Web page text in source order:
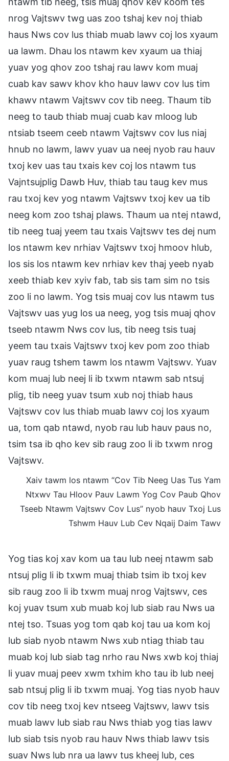
nrog Vajtswv twg uas zoo tshaj kev noj thiab
haus Nws cov lus thiab muab lawv coj los xyaum
ua lawm. Dhau los ntawm kev xyaum ua thiaj
yuav yog qhov zoo tshaj rau lawv kom muaj
cuab kav sawv khov kho hauv lawv cov lus tim
khawv ntawm Vajtswv cov tib neeg. Thaum tib
neeg to taub thiab muaj cuab kav mloog lub
ntsiab tseem ceeb ntawm Vajtswv cov lus niaj
hnub no lawm, lawv yuav ua neej nyob rau hauv
txoj kev uas tau txais kev coj los ntawm tus
Vajntsujplig Dawb Huv, thiab tau taug kev mus
rau txoj kev yog ntawm Vajtswv txoj kev ua tib
neeg kom zoo tshaj plaws. Thaum ua ntej ntawd,
tib neeg tuaj yeem tau txais Vajtswv tes dej num
los ntawm kev nrhiav Vajtswv txoj hmoov hlub,
los sis los ntawm kev nrhiav kev thaj yeeb nyab
xeeb thiab kev xyiv fab, tab sis tam sim no tsis
zoo li no lawm. Yog tsis muaj cov lus ntawm tus
Vajtswv uas yug los ua neeg, yog tsis muaj qhov
tseeb ntawm Nws cov lus, tib neeg tsis tuaj
yeem tau txais Vajtswv txoj kev pom zoo thiab
yuav raug tshem tawm los ntawm Vajtswv. Yuav
kom muaj lub neej li ib txwm ntawm sab ntsuj
plig, tib neeg yuav tsum xub noj thiab haus
Vajtswv cov lus thiab muab lawv coj los xyaum
ua, tom qab ntawd, nyob rau lub hauv paus no,
tsim tsa ib qho kev sib raug zoo li ib txwm nrog
Vajtswv.
Xaiv tawm los ntawm “Cov Tib Neeg Uas Tus Yam
Ntxwv Tau Hloov Pauv Lawm Yog Cov Paub Qhov
Tseeb Ntawm Vajtswv Cov Lus” nyob hauv Txoj Lus
Tshwm Hauv Lub Cev Nqaij Daim Tawv
Yog tias koj xav kom ua tau lub neej ntawm sab
ntsuj plig li ib txwm muaj thiab tsim ib txoj kev
sib raug zoo li ib txwm muaj nrog Vajtswv, ces
koj yuav tsum xub muab koj lub siab rau Nws ua
ntej tso. Tsuas yog tom qab koj tau ua kom koj
lub siab nyob ntawm Nws xub ntiag thiab tau
muab koj lub siab tag nrho rau Nws xwb koj thiaj
li yuav muaj peev xwm txhim kho tau ib lub neej
sab ntsuj plig li ib txwm muaj. Yog tias nyob hauv
cov tib neeg txoj kev ntseeg Vajtswv, lawv tsis
muab lawv lub siab rau Nws thiab yog tias lawv
lub siab tsis nyob rau hauv Nws thiab lawv tsis
suav Nws lub nra ua lawv tus kheej lub, ces